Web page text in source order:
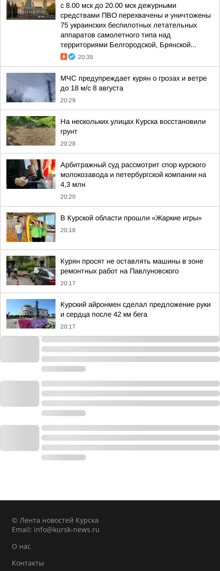
с 8.00 мск до 20.00 мск дежурными
средствами ПВО перехвачены и уничтожены
75 украинских беспилотных летательных
аппаратов самолетного типа над
территориями Белгородской, Брянской...
20:35
МЧС предупреждает курян о грозах и ветре
до 18 м/с 8 августа
20:29
На нескольких улицах Курска восстановили
грунт
20:28
Арбитражный суд рассмотрит спор курского
молокозавода и петербургской компании на
4,3 млн
20:20
В Курской области прошли «Жаркие игры»
20:18
Курян просят не оставлять машины в зоне
ремонтных работ на Павлуновского
20:17
Курский айронмен сделал предложение руки
и сердца после 42 км бега
20:17
© Лента новостей Курска
Email: info@kursk-news.ru
О нас
Контакты